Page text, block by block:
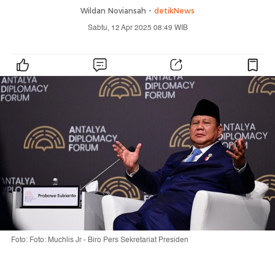
Wildan Noviansah - detikNews
Sabtu, 12 Apr 2025 08:49 WIB
Foto: Foto: Muchlis Jr - Biro Pers Sekretariat Presiden